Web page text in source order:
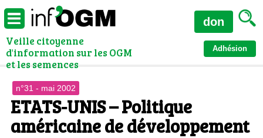
Veille citoyenne
d'information sur les OGM
et les semences
Adhésion
don
n°31 - mai 2002
ETATS-UNIS – Politique
américaine de développement